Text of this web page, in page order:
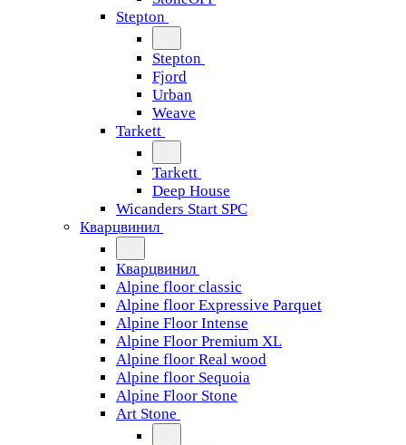
Stepton
Stepton
Fjord
Urban
Weave
Tarkett
Tarkett
Deep House
Wicanders Start SPC
Кварцвинил
Кварцвинил
Alpine floor classic
Alpine floor Expressive Parquet
Alpine Floor Intense
Alpine Floor Premium XL
Alpine floor Real wood
Alpine floor Sequoia
Alpine Floor Stone
Art Stone